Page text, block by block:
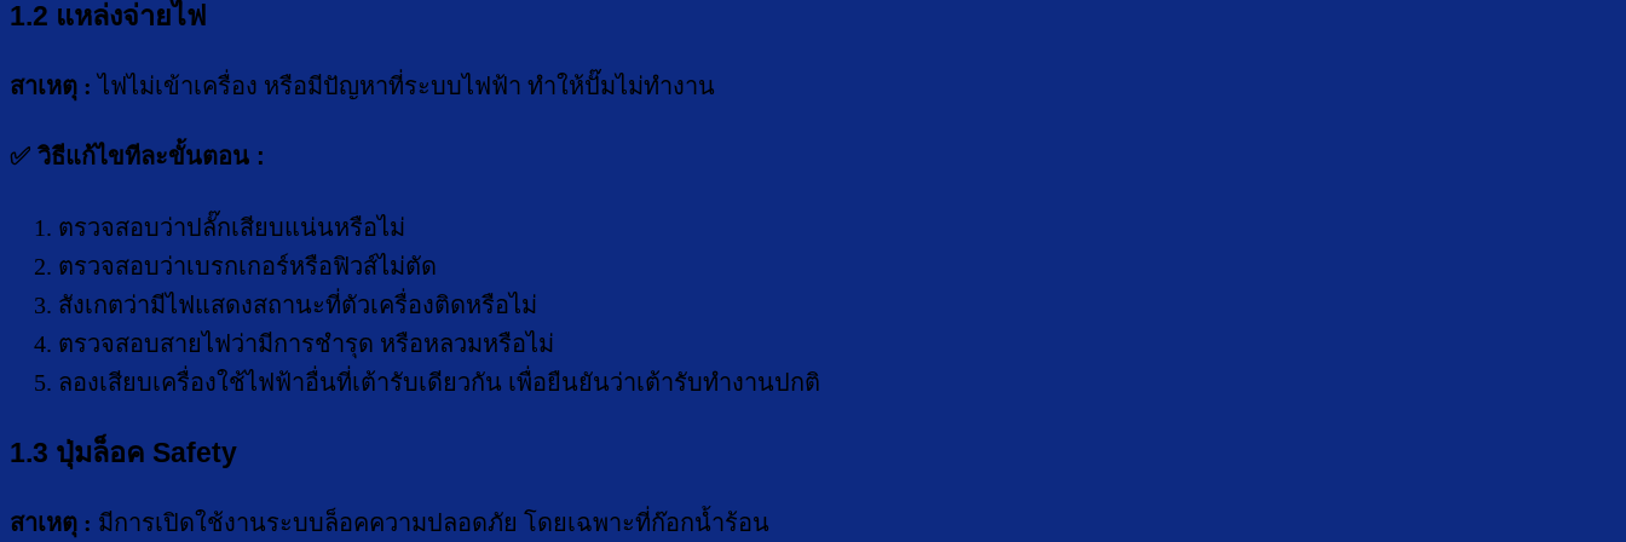
1.2 แหล่งจ่ายไฟ
สาเหตุ :ไฟไม่เข้าเครื่อง หรือมีปัญหาที่ระบบไฟฟ้า ทำให้ปั๊มไม่ทำงาน
✅ วิธีแก้ไขทีละขั้นตอน :
ตรวจสอบว่าปลั๊กเสียบแน่นหรือไม่
ตรวจสอบว่าเบรกเกอร์หรือฟิวส์ไม่ตัด
สังเกตว่ามีไฟแสดงสถานะที่ตัวเครื่องติดหรือไม่
ตรวจสอบสายไฟว่ามีการชำรุด หรือหลวมหรือไม่
ลองเสียบเครื่องใช้ไฟฟ้าอื่นที่เต้ารับเดียวกัน เพื่อยืนยันว่าเต้ารับทำงานปกติ
1.3 ปุ่มล็อค Safety
สาเหตุ : มีการเปิดใช้งานระบบล็อคความปลอดภัย โดยเฉพาะที่ก๊อกน้ำร้อน